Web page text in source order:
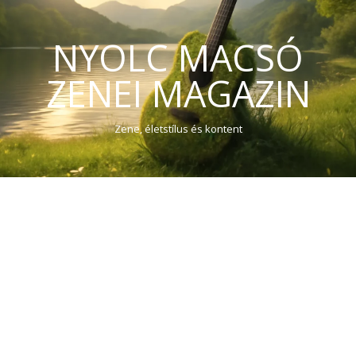
NYOLC MACSÓ
ZENEI MAGAZIN
Zene, életstílus és kontent